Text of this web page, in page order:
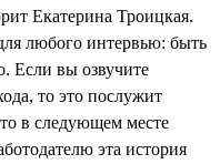
Екатерина Троицкая.
любого интервью: быть
Если вы озвучите
то это послужит
в следующем месте
эта история